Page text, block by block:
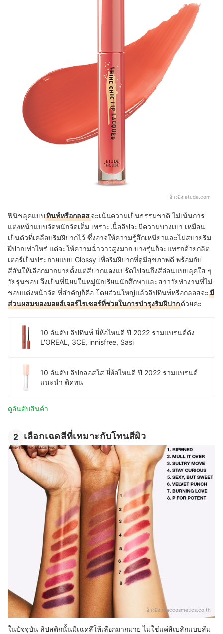
อ้างอิง:etude.com
ฟินิชลุคแบบทินท์หรือกลอสจะเน้นความเป็นธรรมชาติ ไม่เน้นการ
แต่งหน้าแบบจัดหนักจัดเต็ม เพราะเนื้อลิปจะมีความบางเบา เหมือน
เป็นตัวที่เคลือบริมฝีปากไว้ ซึ่งอาจให้ความรู้สึกเหนียวและไม่สบายริม
ฝีปากเท่าไหร่ แต่จะให้ความฉ่ำวาวสูงมาก บางรุ่นก็จะแทรกด้วยกลิต
เตอร์เป็นประกายแบบ Glossy เพื่อริมฝีปากที่ดูมีสุขภาพดี พร้อมกับ
สีสันให้เลือกมากมายตั้งแต่สีปากแดงแปร๊ดไปจนถึงสีอ่อนแบบลุคใส ๆ
วัยรุ่นชอบ จึงเป็นที่นิยมในหมู่นักเรียนนักศึกษาและสาววัยทำงานที่ไม่
ชอบแต่งหน้าจัด ที่สำคัญก็คือ โดยส่วนใหญ่แล้วลิปทินท์หรือกลอสจะมี
ส่วนผสมของมอยส์เจอร์ไรเซอร์ที่ช่วยในการบำรุงริมฝีปากด้วยค่ะ
10 อันดับ ลิปทินท์ ยี่ห้อไหนดี ปี 2022 รวมแบรนด์ดัง
L'OREAL, 3CE, innisfree, Sasi
10 อันดับ ลิปกลอสใส ยี่ห้อไหนดี ปี 2022 รวมแบรนด์
แนะนํา ติดทน
ดูอันดับสินค้า
2 เลือกเฉดสีที่เหมาะกับโทนสีผิว
อ้างอิง:maccosmetics.co.th
ในปัจจุบัน ลิปสติกนั้นมีเฉดสีให้เลือกมากมาย ไม่ใช่แค่สีเบสิกแบบส้ม